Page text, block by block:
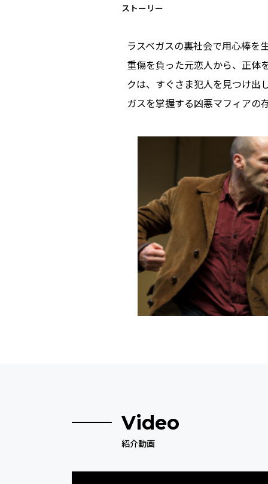
ストーリー
ラスベガスの裏社会で用心棒を
重傷を負った元恋人から、正体
クは、すぐさま犯人を見つけ出
ガスを掌握する凶悪マフィア
Video
紹介動画